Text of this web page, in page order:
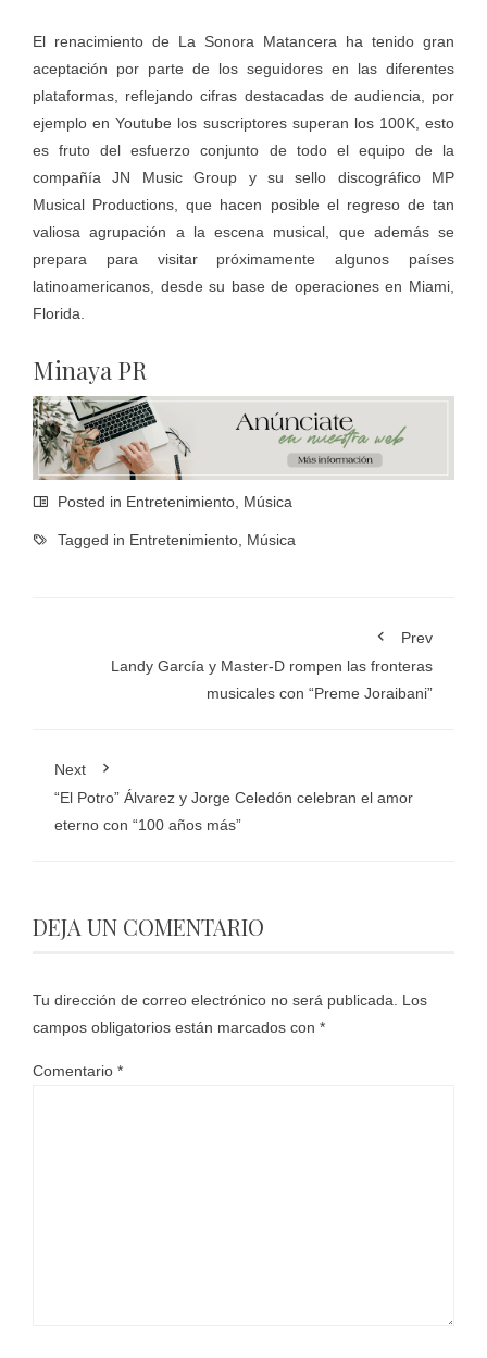
El renacimiento de La Sonora Matancera ha tenido gran
aceptación por parte de los seguidores en las diferentes
plataformas, reflejando cifras destacadas de audiencia, por
ejemplo en Youtube los suscriptores superan los 100K, esto
es fruto del esfuerzo conjunto de todo el equipo de la
compañía JN Music Group y su sello discográfico MP
Musical Productions, que hacen posible el regreso de tan
valiosa agrupación a la escena musical, que además se
prepara para visitar próximamente algunos países
latinoamericanos, desde su base de operaciones en Miami,
Florida.
Minaya PR
Posted in Entretenimiento, Música
Tagged in Entretenimiento, Música
Prev
Landy García y Master-D rompen las fronteras
musicales con “Preme Joraibani”
Next
“El Potro” Álvarez y Jorge Celedón celebran el amor
eterno con “100 años más”
DEJA UN COMENTARIO
Tu dirección de correo electrónico no será publicada. Los
campos obligatorios están marcados con *
Comentario *